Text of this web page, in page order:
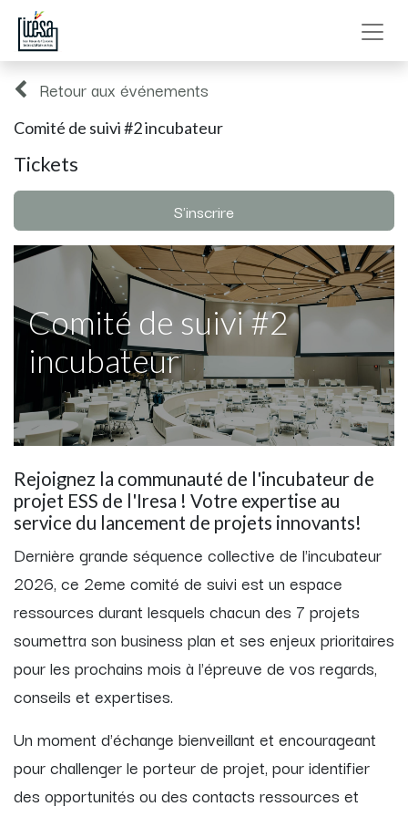
Retour aux événements
Comité de suivi #2 incubateur
Tickets
S'inscrire
Comité de suivi #2
incubateur
Rejoignez la communauté de l'incubateur de
projet ESS de l'Iresa ! Votre expertise au
service du lancement de projets innovants!
Dernière grande séquence collective de l'incubateur
2026, ce 2eme comité de suivi est un espace
ressources durant lesquels chacun des 7 projets
soumettra son business plan et ses enjeux prioritaires
pour les prochains mois à l'épreuve de vos regards,
conseils et expertises.
Un moment d'échange bienveillant et encourageant
pour challenger le porteur de projet, pour identifier
des opportunités ou des contacts ressources et